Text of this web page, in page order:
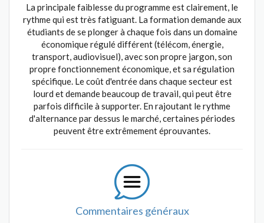
La principale faiblesse du programme est clairement, le
rythme qui est très fatiguant. La formation demande aux
étudiants de se plonger à chaque fois dans un domaine
économique régulé différent (télécom, énergie,
transport, audiovisuel), avec son propre jargon, son
propre fonctionnement économique, et sa régulation
spécifique. Le coût d'entrée dans chaque secteur est
lourd et demande beaucoup de travail, qui peut être
parfois difficile à supporter. En rajoutant le rythme
d'alternance par dessus le marché, certaines périodes
peuvent être extrêmement éprouvantes.
Commentaires généraux